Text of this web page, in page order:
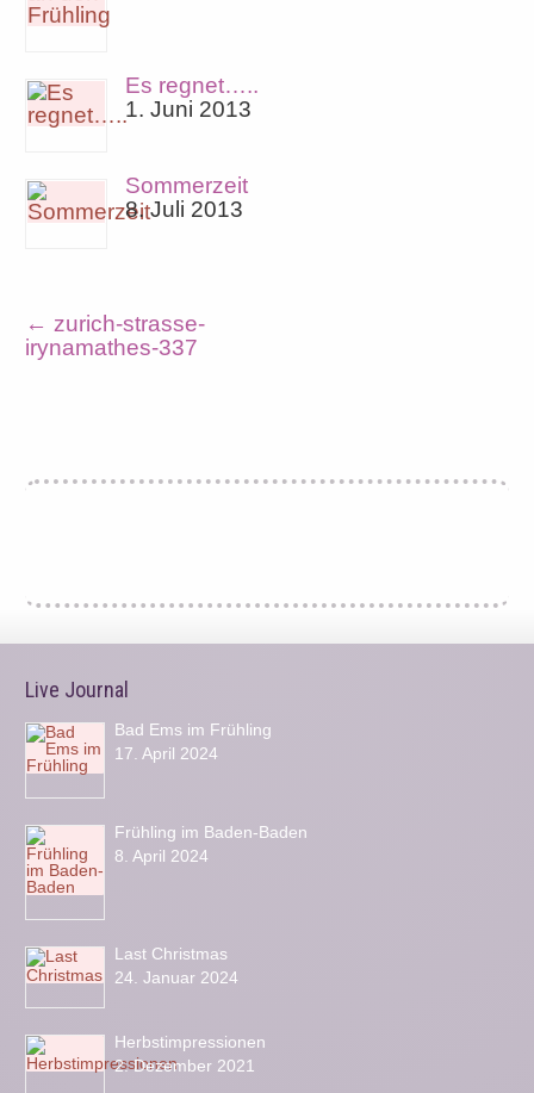
Es regnet…..
1. Juni 2013
Sommerzeit
8. Juli 2013
← zurich-strasse-
irynamathes-337
Live Journal
Bad Ems im Frühling
17. April 2024
Frühling im Baden-Baden
8. April 2024
Last Christmas
24. Januar 2024
Herbstimpressionen
2. Dezember 2021